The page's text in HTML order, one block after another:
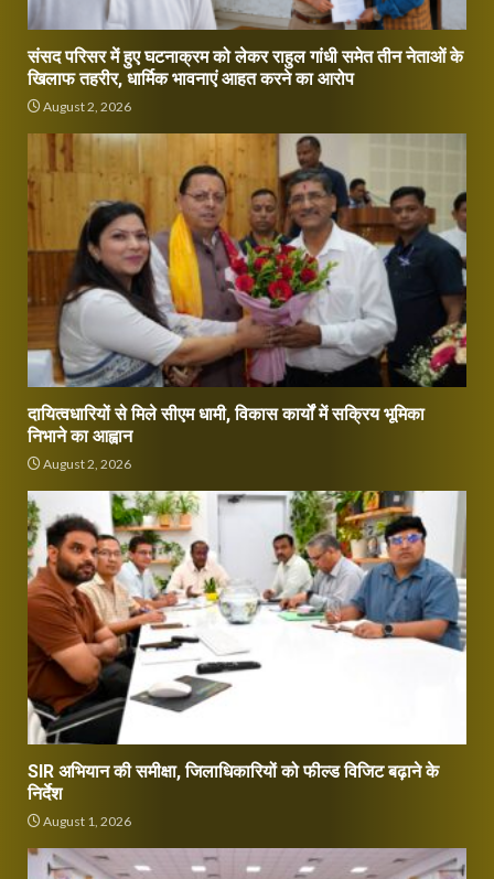
संसद परिसर में हुए घटनाक्रम को लेकर राहुल गांधी समेत तीन नेताओं के
खिलाफ तहरीर, धार्मिक भावनाएं आहत करने का आरोप
August 2, 2026
दायित्वधारियों से मिले सीएम धामी, विकास कार्यों में सक्रिय भूमिका
निभाने का आह्वान
August 2, 2026
SIR अभियान की समीक्षा, जिलाधिकारियों को फील्ड विजिट बढ़ाने के
निर्देश
August 1, 2026